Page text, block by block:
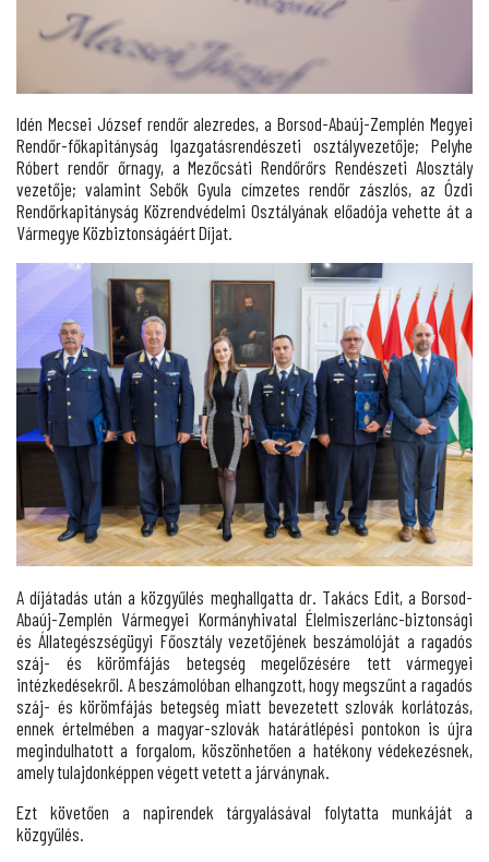
Idén Mecsei József rendőr alezredes, a Borsod-Abaúj-Zemplén Megyei
Rendőr-főkapitányság Igazgatásrendészeti osztályvezetője; Pelyhe
Róbert rendőr őrnagy, a Mezőcsáti Rendőrőrs Rendészeti Alosztály
vezetője; valamint Sebők Gyula címzetes rendőr zászlós, az Ózdi
Rendőrkapitányság Közrendvédelmi Osztályának előadója vehette át a
Vármegye Közbiztonságáért Díjat.
A díjátadás után a közgyűlés meghallgatta dr. Takács Edit, a Borsod-
Abaúj-Zemplén Vármegyei Kormányhivatal Élelmiszerlánc-biztonsági
és Állategészségügyi Főosztály vezetőjének beszámolóját a ragadós
száj- és körömfájás betegség megelőzésére tett vármegyei
intézkedésekről. A beszámolóban elhangzott, hogy megszűnt a ragadós
száj- és körömfájás betegség miatt bevezetett szlovák korlátozás,
ennek értelmében a magyar-szlovák határátlépési pontokon is újra
megindulhatott a forgalom, köszönhetően a hatékony védekezésnek,
amely tulajdonképpen végett vetett a járványnak.
Ezt követően a napirendek tárgyalásával folytatta munkáját a
közgyűlés.